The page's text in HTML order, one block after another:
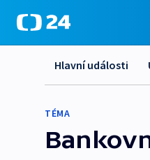
Hlavní události
TÉMA